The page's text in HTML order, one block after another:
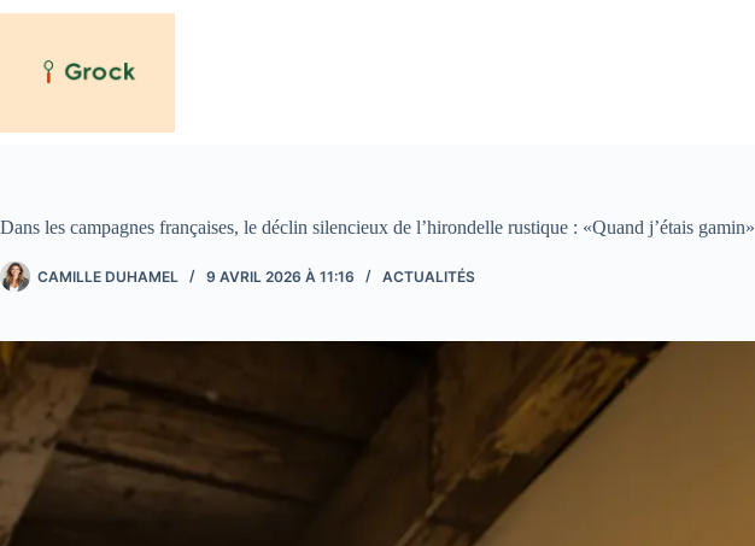
Passer
Dans les campagnes françaises, le déclin silencieux de l’hirondelle rustique : «Quand j’étais gamin»
CAMILLE DUHAMEL 9 AVRIL 2026 À 11:16 ACTUALITÉS